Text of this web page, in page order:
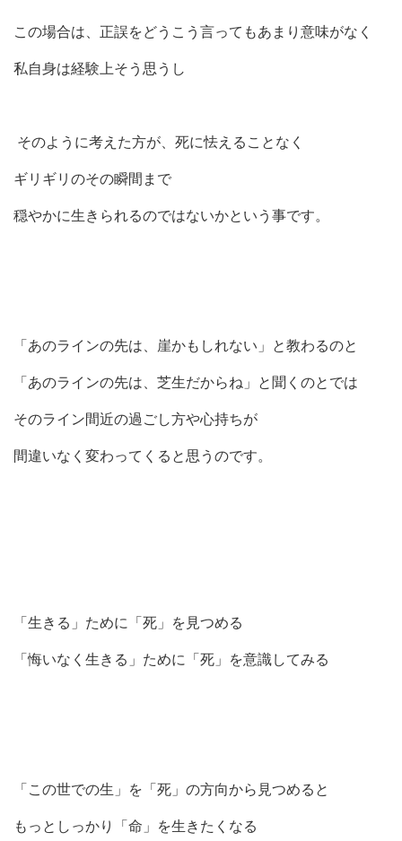
この場合は、正誤をどうこう言ってもあまり意味がなく
私自身は経験上そう思うし
そのように考えた方が、死に怯えることなく
ギリギリのその瞬間まで
穏やかに生きられるのではないかという事です。
「あのラインの先は、崖かもしれない」と教わるのと
「あのラインの先は、芝生だからね」と聞くのとでは
そのライン間近の過ごし方や心持ちが
間違いなく変わってくると思うのです。
「生きる」ために「死」を見つめる
「悔いなく生きる」ために「死」を意識してみる
「この世での生」を「死」の方向から見つめると
もっとしっかり「命」を生きたくなる